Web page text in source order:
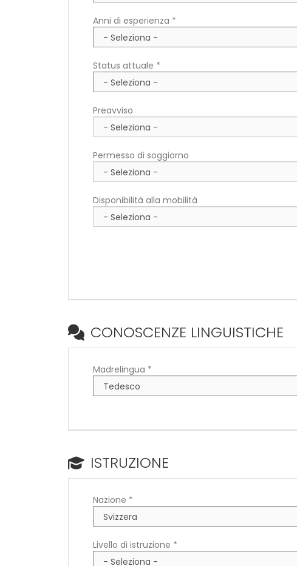
Anni di esperienza *
Status attuale *
Preavviso
Permesso di soggiorno
Disponibilità alla mobilità
CONOSCENZE LINGUISTICHE
Madrelingua *
ISTRUZIONE
Nazione *
Livello di istruzione *